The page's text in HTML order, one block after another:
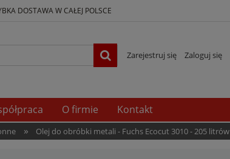
DOSTAWA W CAŁEJ POLSCE
Zarejestruj się Zaloguj się
O firmie Kontakt
» Olej do obróbki metali - Fuchs Ecocut 3010 - 205 litrów